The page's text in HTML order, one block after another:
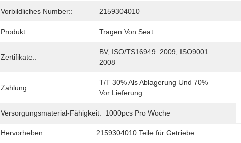
Vorbildliches Number:: 2159304010
Produkt:: Tragen Von Seat
Zertifikate::
BV, ISO/TS16949: 2009, ISO9001:
2008
Zahlung::
T/T 30% Als Ablagerung Und 70%
Vor Lieferung
Versorgungsmaterial-Fähigkeit: 1000pcs Pro Woche
Hervorheben: 2159304010 Teile für Getriebe